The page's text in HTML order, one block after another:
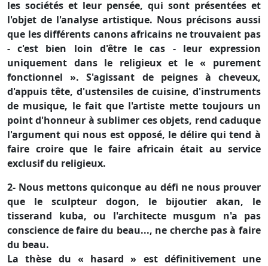
les sociétés et leur pensée, qui sont présentées et
l'objet de l'analyse artistique. Nous précisons aussi
que les différents canons africains ne trouvaient pas
- c'est bien loin d'être le cas - leur expression
uniquement dans le religieux et le « purement
fonctionnel ». S'agissant de peignes à cheveux,
d'appuis tête, d'ustensiles de cuisine, d'instruments
de musique, le fait que l'artiste mette toujours un
point d'honneur à sublimer ces objets, rend caduque
l'argument qui nous est opposé, le délire qui tend à
faire croire que le faire africain était au service
exclusif du religieux.
2- Nous mettons quiconque au défi ne nous prouver
que le sculpteur dogon, le bijoutier akan, le
tisserand kuba, ou l'architecte musgum n'a pas
conscience de faire du beau..., ne cherche pas à faire
du beau.
La thèse du « hasard » est définitivement une